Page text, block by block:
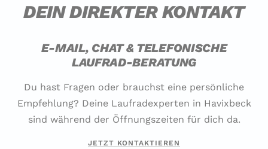
DEIN DIREKTER KONTAKT
E-MAIL, CHAT & TELEFONISCHE
LAUFRAD-BERATUNG
Du hast Fragen oder brauchst eine persönliche
Empfehlung? Deine Laufradexperten in Havixbeck
sind während der Öffnungszeiten für dich da.
JETZT KONTAKTIEREN